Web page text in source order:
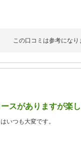
この口コミは参考になり
スがありますが楽
いつも大変です。